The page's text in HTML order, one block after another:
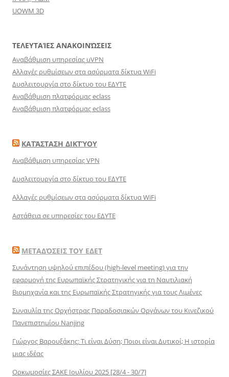
UOWM 3D
ΤΕΛΕΥΤΑΊΕΣ ΑΝΑΚΟΙΝΏΣΕΙΣ
Αναβάθμιση υπηρεσίας uVPN
Αλλαγές ρυθμίσεων στα ασύρματα δίκτυα WiFi
Δυσλειτουργία στο δίκτυο του ΕΔΥΤΕ
Αναβάθμιση πλατφόρμας eclass
Αναβάθμιση πλατφόρμας eclass
ΚΑΤΆΣΤΑΣΗ ΔΙΚΤΎΟΥ
Αναβάθμιση υπηρεσίας VPN
Δυσλειτουργία στο δίκτυο του ΕΔΥΤΕ
Αλλαγές ρυθμίσεων στα ασύρματα δίκτυα WiFi
Αστάθεια σε υπηρεσίες του ΕΔΥΤΕ
ΜΕΤΑΔΌΣΕΙΣ ΤΟΥ ΕΔΕΤ
Συνάντηση υψηλού επιπέδου (high-level meeting) για την
εφαρμογή της Ευρωπαϊκής Στρατηγικής για τη Ναυτιλιακή
Βιομηχανία και της Ευρωπαϊκής Στρατηγικής για τους Λιμένες
Συναυλία της Ορχήστρας Παραδοσιακών Οργάνων του Κινεζικού
Πανεπιστημίου Nanjing
Γιώργος Βαρουξάκης: Τι είναι Δύση; Ποιοι είναι Δυτικοί; Η ιστορία
μιας ιδέας
Ορκωμοσίες ΣΑΚΕ Ιουλίου 2025 [28/4 - 30/7]